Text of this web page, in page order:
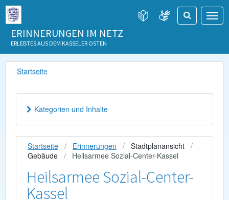
ERINNERUNGEN IM NETZ
ERLEBTES AUS DEM KASSELER OSTEN
Startseite
Startseite Erinnerungen
Stadtplanansicht
Gebäude
Heilsarmee Sozial-Center-Kassel
Heilsarmee Sozial-Center-
Kassel
Kategorien und Inhalte